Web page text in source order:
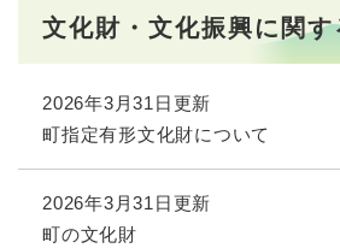
文化財・文化振興に関
2026年3月31日更新
町指定有形文化財について
2026年3月31日更新
町の文化財